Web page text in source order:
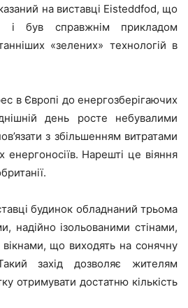
на виставці Eisteddfod, що
і був справжнім прикладом
«зелених» технологій в
в Європі до енергозберігаючих
день росте небувалими
з збільшенням витратами
енергоносіїв. Нарешті це віяння
будинок обладнаний трьома
надійно ізольованими стінами,
що виходять на сонячну
захід дозволяє жителям
отримувати достатню кількість